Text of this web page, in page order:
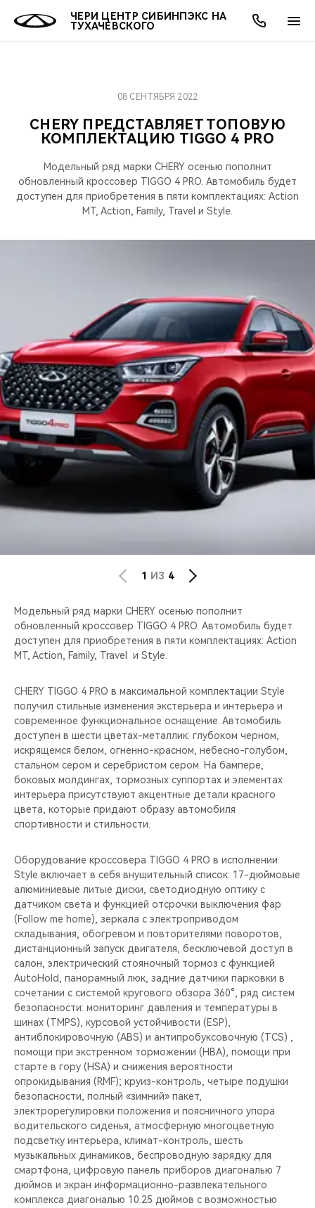
ЧЕРИ ЦЕНТР СИБИНПЭКС НА
ТУХАЧЕВСКОГО
МОДЕЛИ
ВСЕ МОДЕЛИ
КРОССОВЕРЫ
ПОКУПАТЕЛЯМ
ВЫБОР И ПОКУПКА
КРЕДИТ И СТРАХОВАНИЕ
ВЛАДЕЛЬЦАМ
СЕРВИС
ЗАПЧАСТИ И АКСЕССУАРЫ
МИР CHERY
АКСЕССУАРЫ
О БРЕНДЕ
CHERY В СОЦСЕТЯХ
CHERY И СПОРТ
НАШИ МЕРОПРИЯТИЯ
ВИДЕООБЗОРЫ
CHERY ДЛЯ ДЕТЕЙ
АКЦИИ
ВЫГОДЫ И АКЦИИ
ОНЛАЙН СЕРВИСЫ
ВЫБОР И ПОКУПКА
КРЕДИТ
О КОМПАНИИ
О НАС
МЫ В СОЦСЕТЯХ
CHERY ПРЕДСТАВЛЯЕТ ТОПОВУЮ
КОМПЛЕКТАЦИЮ TIGGO 4 PRO
08 СЕНТЯБРЯ 2022
Модельный ряд марки CHERY осенью пополнит
обновленный кроссовер TIGGO 4 PRO. Автомобиль будет
доступен для приобретения в пяти комплектациях: Action
MT, Action, Family, Travel и Style.
1 ИЗ 4
Модельный ряд марки CHERY осенью пополнит
обновленный кроссовер TIGGO 4 PRO. Автомобиль будет
доступен для приобретения в пяти комплектациях: Action
MT, Action, Family, Travel и Style.
CHERY TIGGO 4 PRO в максимальной комплектации Style
получил стильные изменения экстерьера и интерьера и
современное функциональное оснащение. Автомобиль
доступен в шести цветах-металлик: глубоком черном,
искрящемся белом, огненно-красном, небесно-голубом,
стальном сером и серебристом сером. На бампере,
боковых молдингах, тормозных суппортах и элементах
интерьера присутствуют акцентные детали красного
цвета, которые придают образу автомобиля
спортивности и стильности.
Оборудование кроссовера TIGGO 4 PRO в исполнении
Style включает в себя внушительный список: 17-дюймовые
алюминиевые литые диски, светодиодную оптику c
датчиком света и функцией отсрочки выключения фар
(Follow me home), зеркала с электроприводом
складывания, обогревом и повторителями поворотов,
дистанционный запуск двигателя, бесключевой доступ в
салон, электрический стояночный тормоз с функцией
AutoHold, панорамный люк, задние датчики парковки в
сочетании с системой кругового обзора 360°, ряд систем
безопасности: мониторинг давления и температуры в
шинах (TMPS), курсовой устойчивости (ESP),
антиблокировочную (ABS) и антипробуксовочную (TCS) ,
помощи при экстренном торможении (HBA), помощи при
старте в гору (HSA) и снижения вероятности
опрокидывания (RMF); круиз-контроль, четыре подушки
безопасности, полный «зимний» пакет,
электрорегулировки положения и поясничного упора
водительского сиденья, атмосферную многоцветную
подсветку интерьера, климат-контроль, шесть
музыкальных динамиков, беспроводную зарядку для
смартфона, цифровую панель приборов диагональю 7
дюймов и экран информационно-развлекательного
комплекса диагональю 10.25 дюймов с возможностью